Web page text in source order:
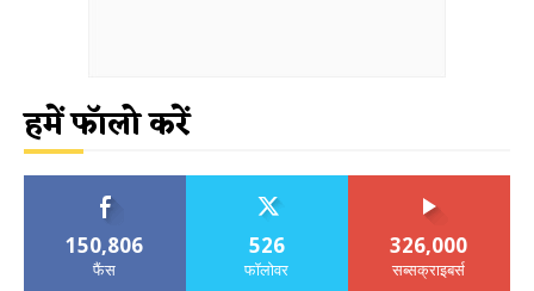
हमें फॉलो करें
150,806
फैंस
526
फॉलोवर
326,000
सब्सक्राइबर्स